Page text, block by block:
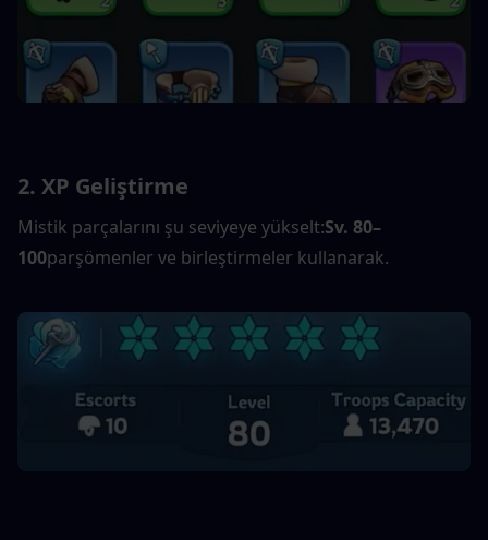
2. XP Geliştirme
Mistik parçalarını şu seviyeye yükselt:Sv. 80–
100parşömenler ve birleştirmeler kullanarak.